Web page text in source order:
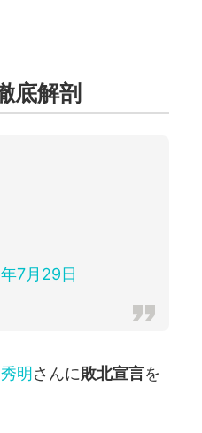
底解剖
7月29日
明さんに敗北宣言を